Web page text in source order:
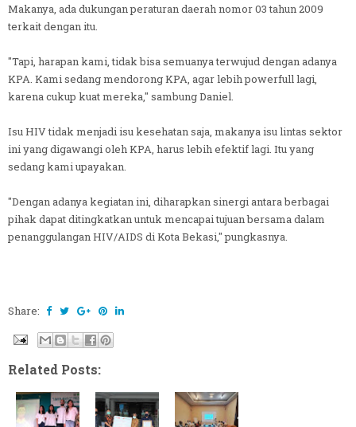
Makanya, ada dukungan peraturan daerah nomor 03 tahun 2009
terkait dengan itu.
"Tapi, harapan kami, tidak bisa semuanya terwujud dengan adanya
KPA. Kami sedang mendorong KPA, agar lebih powerfull lagi,
karena cukup kuat mereka," sambung Daniel.
Isu HIV tidak menjadi isu kesehatan saja, makanya isu lintas sektor
ini yang digawangi oleh KPA, harus lebih efektif lagi. Itu yang
sedang kami upayakan.
"Dengan adanya kegiatan ini, diharapkan sinergi antara berbagai
pihak dapat ditingkatkan untuk mencapai tujuan bersama dalam
penanggulangan HIV/AIDS di Kota Bekasi," pungkasnya.
Share:
Related Posts: